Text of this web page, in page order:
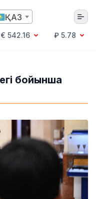
ҚАЗ
€ 542.16
₽ 5.78
бойынша